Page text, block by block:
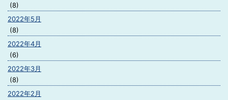
(8)
2022年5月
(8)
2022年4月
(6)
2022年3月
(8)
2022年2月